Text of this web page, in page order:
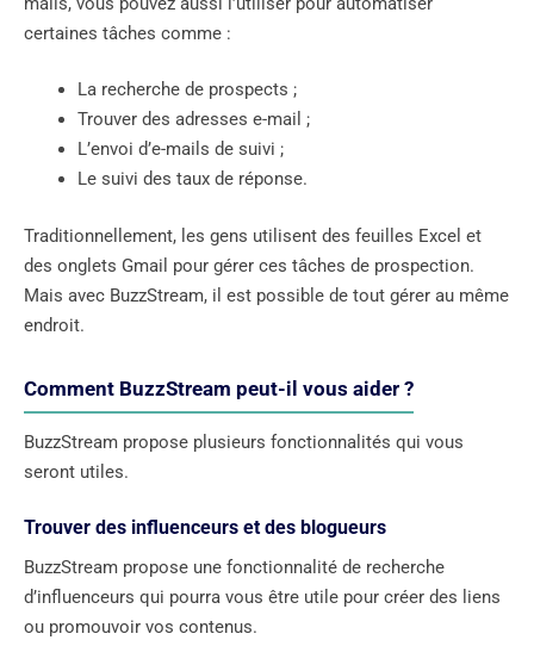
certaines tâches comme :
La recherche de prospects ;
Trouver des adresses e-mail ;
L’envoi d’e-mails de suivi ;
Le suivi des taux de réponse.
Traditionnellement, les gens utilisent des feuilles Excel et
des onglets Gmail pour gérer ces tâches de prospection.
Mais avec BuzzStream, il est possible de tout gérer au même
endroit.
Comment BuzzStream peut-il vous aider ?
BuzzStream propose plusieurs fonctionnalités qui vous
seront utiles.
Trouver des influenceurs et des blogueurs
BuzzStream propose une fonctionnalité de recherche
d’influenceurs qui pourra vous être utile pour créer des liens
ou promouvoir vos contenus.